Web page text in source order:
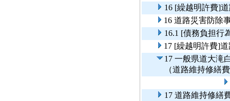
16 [繰越明許費]
16 道路災害防除
16.1 [債務負担行
17 [繰越明許費]
17 一般県道大滝
（道路維持修繕
17 道路維持修繕